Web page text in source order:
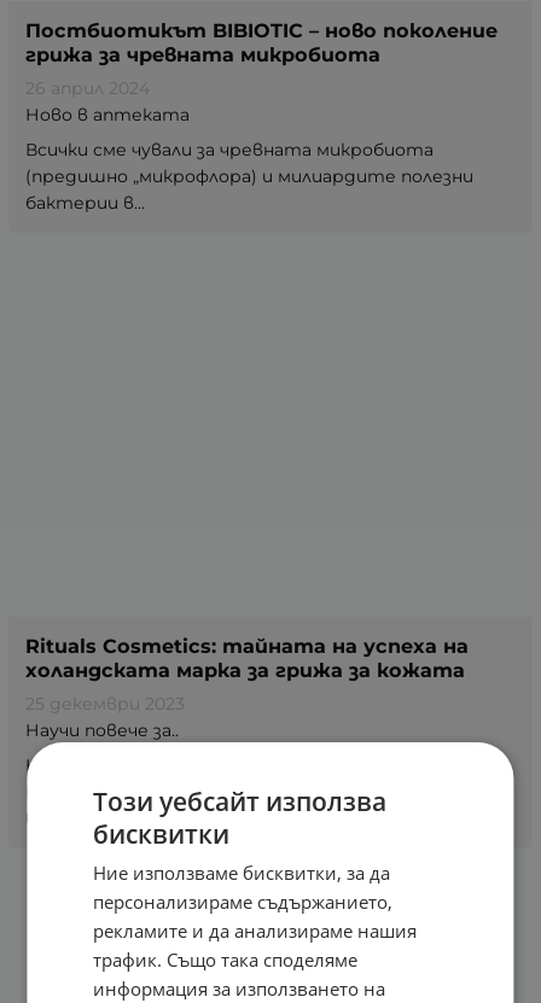
Постбиотикът BIBIOTIC – ново поколение
грижа за чревната микробиота
26 април 2024
Ново в аптеката
Всички сме чували за чревната микробиота
(предишно „микрофлора) и милиардите полезни
бактерии в...
Rituals Cosmetics: тайната на успеха на
холандската марка за грижа за кожата
25 декември 2023
Научи повече за..
Козметиката Rituals чупи рекорди за продажби в
Европа и САЩ и нейната популярност нараства
всеки...
Този уебсайт използва
бисквитки
Ние използваме бисквитки, за да
персонализираме съдържанието,
рекламите и да анализираме нашия
трафик. Също така споделяме
информация за използването на